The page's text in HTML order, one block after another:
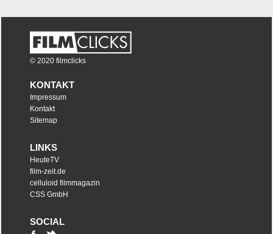
© 2020 filmclicks
KONTAKT
Impressum
Kontakt
Sitemap
LINKS
HeuteTV
film-zeit.de
celluloid filmmagazin
CSS GmbH
SOCIAL